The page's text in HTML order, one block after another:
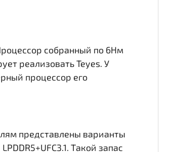
собранный по 6Нм
реализовать Teyes. У
процессор его
представлены варианты
Такой запас